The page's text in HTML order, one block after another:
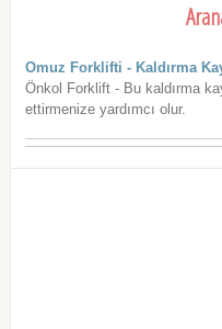
Omuz Forklifti - Kaldırma
Önkol Forklift - Bu kaldırma
ettirmenize yardımcı olur.